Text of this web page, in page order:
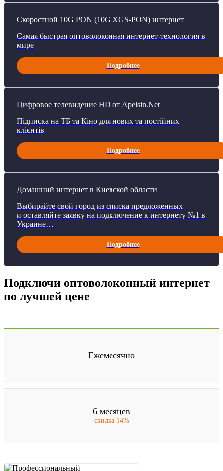
Скоростной 10G PON (10G XGS-PON) интернет
Самая быстрая оптоволоконная интернет-технология в
мире
Подробнее
Цифровое телевидение HD от Аpelsin.Net
Підписка на ТБ та Кіно для нових та постійних
клієнтів
Подробнее
Домашний интернет в Киевской области
Выбирайте свой город из списка предложенных
и оставляйте заявку на подключение к интернету №1 в
Украине…
Подробнее
Подключи оптоволоконный интернет
по лучшей цене
Ежемесячно
6 месяцев
скидка 14%